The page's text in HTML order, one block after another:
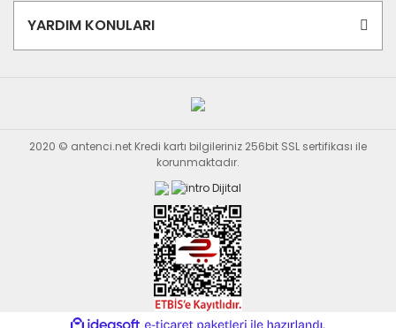
YARDIM KONULARI
2020 © antenci.net Kredi kartı bilgileriniz 256bit SSL sertifikası ile
korunmaktadır.
ideasoft e-